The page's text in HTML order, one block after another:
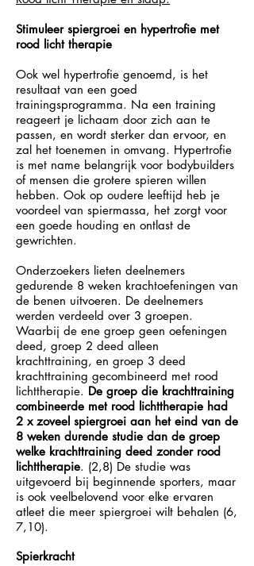
Stimuleer spiergroei en hypertrofie met
rood licht therapie
Ook wel hypertrofie genoemd, is het
resultaat van een goed
trainingsprogramma. Na een training
reageert je lichaam door zich aan te
passen, en wordt sterker dan ervoor, en
zal het toenemen in omvang. Hypertrofie
is met name belangrijk voor bodybuilders
of mensen die grotere spieren willen
hebben. Ook op oudere leeftijd heb je
voordeel van spiermassa, het zorgt voor
een goede houding en ontlast de
gewrichten.
Onderzoekers lieten deelnemers
gedurende 8 weken krachtoefeningen van
de benen uitvoeren. De deelnemers
werden verdeeld over 3 groepen.
Waarbij de ene groep geen oefeningen
deed, groep 2 deed alleen
krachttraining, en groep 3 deed
krachttraining gecombineerd met rood
lichttherapie. De groep die krachttraining
combineerde met rood lichttherapie had
2 x zoveel spiergroei aan het eind van de
8 weken durende studie dan de groep
welke krachttraining deed zonder rood
lichttherapie. (2,8) De studie was
uitgevoerd bij beginnende sporters, maar
is ook veelbelovend voor elke ervaren
atleet die meer spiergroei wilt behalen (6,
7,10).
Spierkracht